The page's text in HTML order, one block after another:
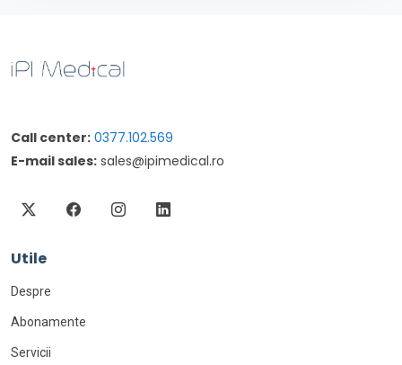
Call center: 0377.102.569
E-mail sales: sales@ipimedical.ro
Utile
Despre
Abonamente
Servicii